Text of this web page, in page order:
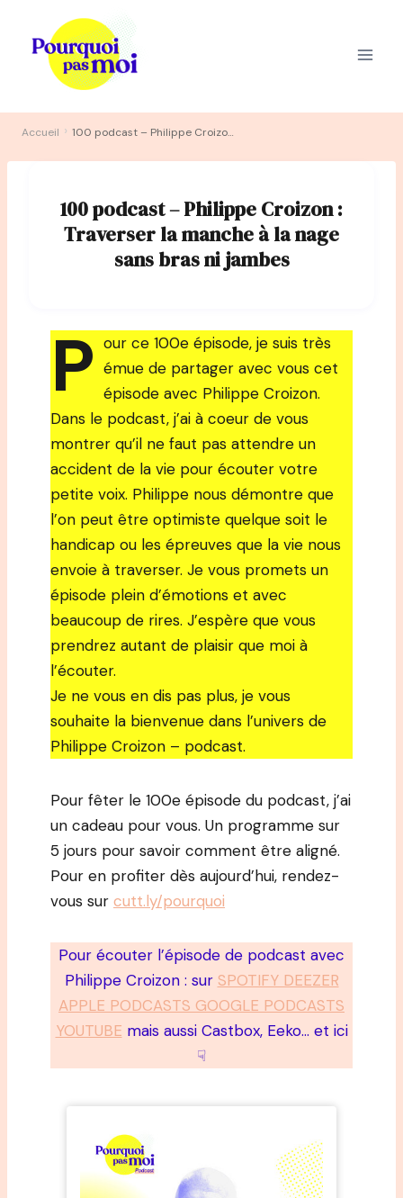
contenu
Accueil › 100 podcast – Philippe Croizon : Traverser la manche à la nage sans bras ni jambes
100 podcast – Philippe Croizon :
Traverser la manche à la nage
sans bras ni jambes
P our ce 100e épisode, je suis très
émue de partager avec vous cet
épisode avec Philippe Croizon.
Dans le podcast, j’ai à coeur de vous
montrer qu’il ne faut pas attendre un
accident de la vie pour écouter votre
petite voix. Philippe nous démontre que
l’on peut être optimiste quelque soit le
handicap ou les épreuves que la vie nous
envoie à traverser. Je vous promets un
épisode plein d’émotions et avec
beaucoup de rires. J’espère que vous
prendrez autant de plaisir que moi à
l’écouter.
Je ne vous en dis pas plus, je vous
souhaite la bienvenue dans l’univers de
Philippe Croizon – podcast.
Pour fêter le 100e épisode du podcast, j’ai
un cadeau pour vous. Un programme sur
5 jours pour savoir comment être aligné.
Pour en profiter dès aujourd’hui, rendez-
vous sur cutt.ly/pourquoi
Pour écouter l’épisode de podcast avec
Philippe Croizon : sur SPOTIFY DEEZER
APPLE PODCASTS GOOGLE PODCASTS
YOUTUBE mais aussi Castbox, Eeko… et ici
☟